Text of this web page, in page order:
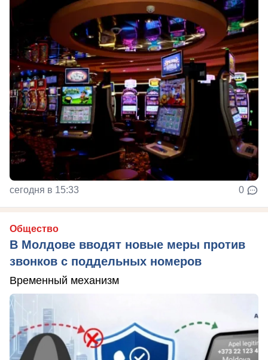
сегодня в 15:33 0
Общество
В Молдове вводят новые меры против
звонков с поддельных номеров
Временный механизм